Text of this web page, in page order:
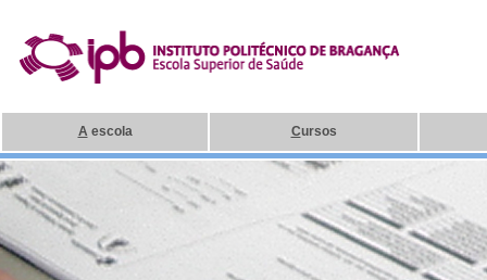
A escola Cursos